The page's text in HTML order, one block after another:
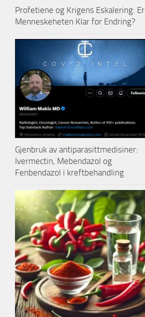
Profetiene og Krigens Eskalering: Er
Menneskeheten Klar for Endring?
Gjenbruk av antiparasittmedisiner:
Ivermectin, Mebendazol og
Fenbendazol i kreftbehandling